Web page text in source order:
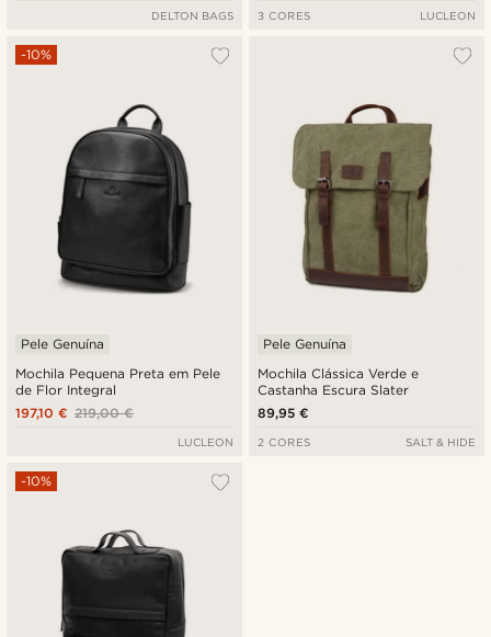
DELTON BAGS 3 CORES LUCLEON
Mochila Pequena Preta em Pele
de Flor Integral
-10%
Pele Genuína
219,00 €
197,10 €
LUCLEON
Mochila Clássica Verde e
Castanha Escura Slater
Pele Genuína
89,95 €
2 CORES SALT & HIDE
-10%